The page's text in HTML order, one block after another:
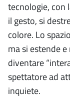
tecnologie, con
il gesto, si
colore. Lo
ma si estende
diventare
spettatore ad
inquiete.